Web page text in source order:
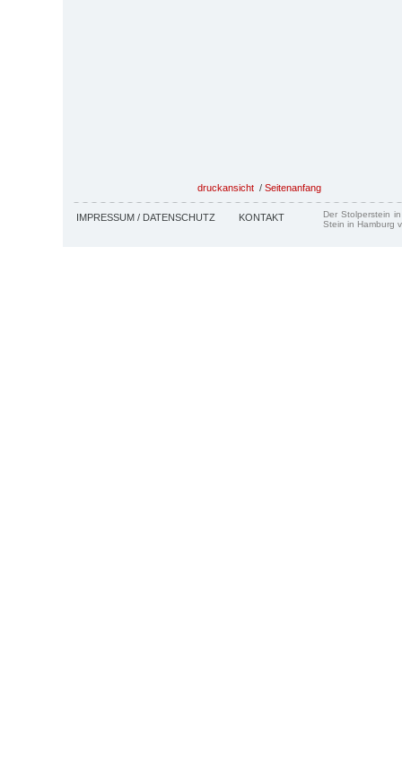
druckansicht / Seitenanfang
IMPRESSUM / DATENSCHUTZ KONTAKT
Der Stolperstein
Stein in Hamburg